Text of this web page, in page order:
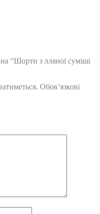
“Шорти з лляної суміші
Обов’язкові